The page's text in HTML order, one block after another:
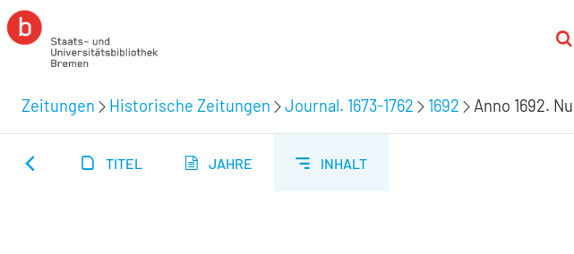
Zeitungen Historische Zeitungen Journal. 1673-1762 1692 Anno 1692.
TITEL JAHRE INHALT